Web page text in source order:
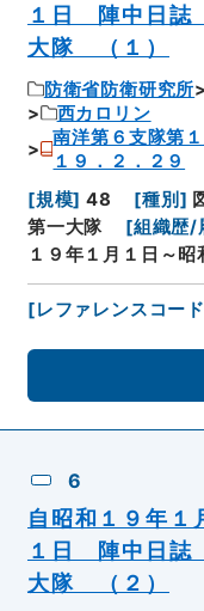
１日 陣中日誌
大隊 （１）
防衛省防衛研究所
西カロリン
南洋第６支隊第
１９．２．２９
[規模] 48 [種別 ]
第一大隊
[組織歴/
１９年１月１日～
[レファレンスコー
6
自昭和１９年
１日 陣中日誌
大隊 （２）